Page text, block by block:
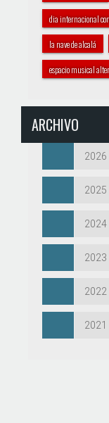
dia internacional
la nave de alcalá
espacio musical
ARCHIVO
2026
2025
2024
2023
2022
2021